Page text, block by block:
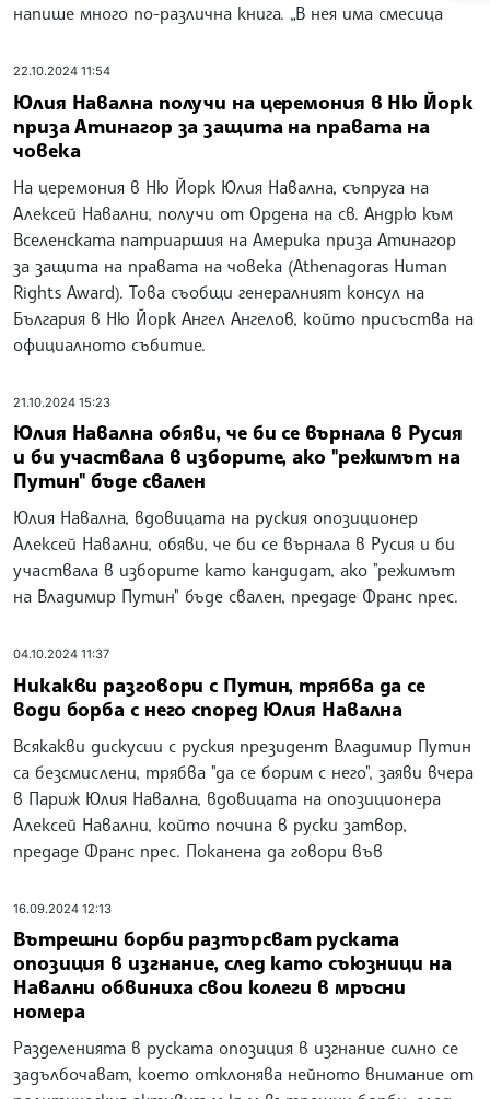
напише много по-различна книга. „В нея има смесица
22.10.2024 11:54
Юлия Навална получи на церемония в Ню Йорк
приза Атинагор за защита на правата на
човека
На церемония в Ню Йорк Юлия Навална, съпруга на
Алексей Навални, получи от Ордена на св. Андрю към
Вселенската патриаршия на Америка приза Атинагор
за защита на правата на човека (Athenagoras Human
Rights Award). Това съобщи генералният консул на
България в Ню Йорк Ангел Ангелов, който присъства на
официалното събитие.
21.10.2024 15:23
Юлия Навална обяви, че би се върнала в Русия
и би участвала в изборите, ако "режимът на
Путин" бъде свален
Юлия Навална, вдовицата на руския опозиционер
Алексей Навални, обяви, че би се върнала в Русия и би
участвала в изборите като кандидат, ако "режимът
на Владимир Путин" бъде свален, предаде Франс прес.
04.10.2024 11:37
Никакви разговори с Путин, трябва да се
води борба с него според Юлия Навална
Всякакви дискусии с руския президент Владимир Путин
са безсмислени, трябва "да се борим с него", заяви вчера
в Париж Юлия Навална, вдовицата на опозиционера
Алексей Навални, който почина в руски затвор,
предаде Франс прес. Поканена да говори във
16.09.2024 12:13
Вътрешни борби разтърсват руската
опозиция в изгнание, след като съюзници на
Навални обвиниха свои колеги в мръсни
номера
Разделенията в руската опозиция в изгнание силно се
задълбочават, което отклонява нейното внимание от